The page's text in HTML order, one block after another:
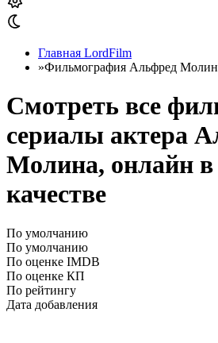
Главная LordFilm
»Фильмография Альфред
Смотреть все
сериалы актера
Молина, онлайн
качестве
По умолчанию
По умолчанию
По оценке IMDB
По оценке КП
По рейтингу
Дата добавления